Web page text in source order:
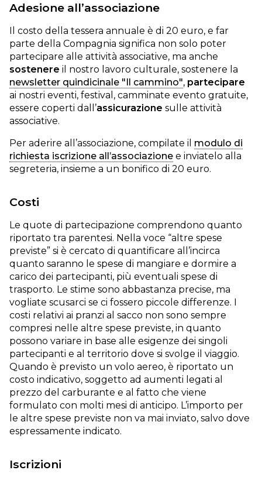
Adesione all’associazione
Il costo della tessera annuale è di 20 euro, e far
parte della Compagnia significa non solo poter
partecipare alle attività associative, ma anche
sostenere il nostro lavoro culturale, sostenere la
newsletter quindicinale "Il cammino", partecipare
ai nostri eventi, festival, camminate evento gratuite,
essere coperti dall’assicurazione sulle attività
associative.
Per aderire all’associazione, compilate il modulo di
richiesta iscrizione all’associazione e inviatelo alla
segreteria, insieme a un bonifico di 20 euro.
Costi
Le quote di partecipazione comprendono quanto
riportato tra parentesi. Nella voce “altre spese
previste” si è cercato di quantificare all’incirca
quanto saranno le spese di mangiare e dormire a
carico dei partecipanti, più eventuali spese di
trasporto. Le stime sono abbastanza precise, ma
vogliate scusarci se ci fossero piccole differenze. I
costi relativi ai pranzi al sacco non sono sempre
compresi nelle altre spese previste, in quanto
possono variare in base alle esigenze dei singoli
partecipanti e al territorio dove si svolge il viaggio.
Quando è previsto un volo aereo, è riportato un
costo indicativo, soggetto ad aumenti legati al
prezzo del carburante e al fatto che viene
formulato con molti mesi di anticipo. L’importo per
le altre spese previste non va mai inviato, salvo dove
espressamente indicato.
Iscrizioni